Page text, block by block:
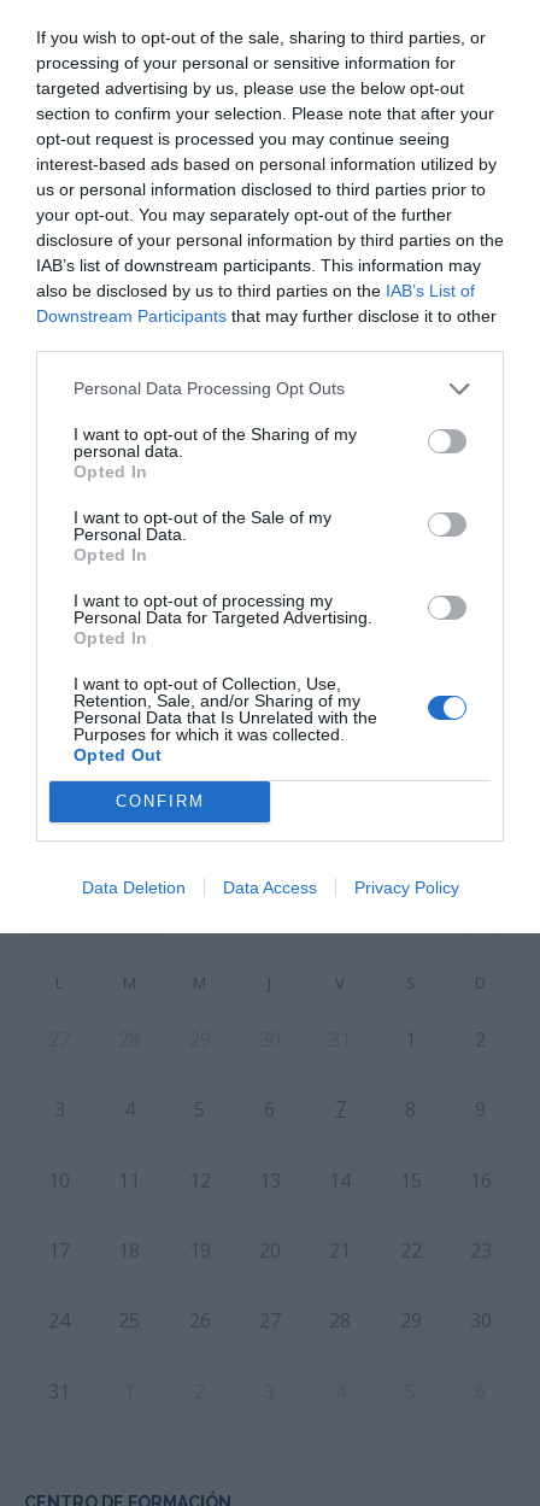
If you wish to opt-out of the sale, sharing to third parties, or
processing of your personal or sensitive information for
targeted advertising by us, please use the below opt-out
section to confirm your selection. Please note that after your
opt-out request is processed you may continue seeing
interest-based ads based on personal information utilized by
us or personal information disclosed to third parties prior to
your opt-out. You may separately opt-out of the further
disclosure of your personal information by third parties on the
IAB’s list of downstream participants. This information may
also be disclosed by us to third parties on the IAB’s List of
Downstream Participants that may further disclose it to other
Personal Data Processing Opt Outs
I want to opt-out of the Sharing of my
personal data.
Opted In
I want to opt-out of the Sale of my
Personal Data.
Opted In
I want to opt-out of processing my
Personal Data for Targeted Advertising.
Opted In
I want to opt-out of Collection, Use,
Retention, Sale, and/or Sharing of my
Personal Data that Is Unrelated with the
Purposes for which it was collected.
Opted Out
CONFIRM
Data Deletion Data Access Privacy Policy
HORARIO:
INICIA: EN ESPERA DE CONFORMACIÓN DE
– –
MATERIAL: Licencia Temporal de estudiante.
Los horarios se actualizan periódicamente.
Se abrirá la convocatoria que tenga más
solicitudes.
PRÓXIMA FORMACIÓN
L M M J V S D
1 2
3 4 5 6 7 8 9
10 11 12 13 14 15 16
17 18 19 20 21 22 23
24 25 26 27 28 29 30
31
CENTRO DE FORMACIÓN